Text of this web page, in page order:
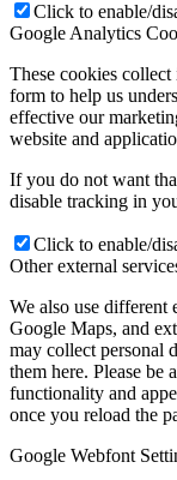
Click to enable/
Google Analytics
These cookies
form to help us
effective our
website and
If you do not want
disable tracking in
Click to enable/
Other external
We also use different
Google Maps, and
may collect personal
them here. Please be
functionality and
once you reload the
Google Webfont